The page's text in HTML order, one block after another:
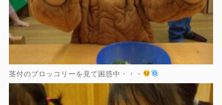
茎付のブロッコリーを見て困惑中・・・